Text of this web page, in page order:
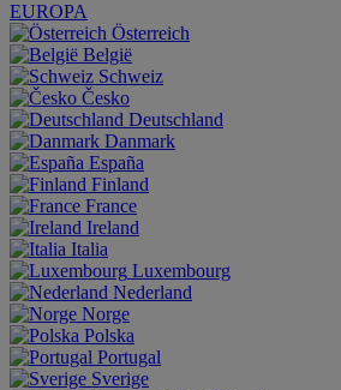
EUROPA
Österreich
België
Schweiz
Česko
Deutschland
Danmark
España
Finland
France
Ireland
Italia
Luxembourg
Nederland
Norge
Polska
Portugal
Sverige